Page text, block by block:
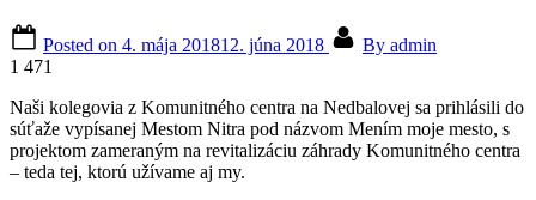
Posted on 4. mája 201812. júna 2018 By admin
1 471
Naši kolegovia z Komunitného centra na Nedbalovej sa prihlásili do
súťaže vypísanej Mestom Nitra pod názvom Mením moje mesto, s
projektom zameraným na revitalizáciu záhrady Komunitného centra
– teda tej, ktorú užívame aj my.